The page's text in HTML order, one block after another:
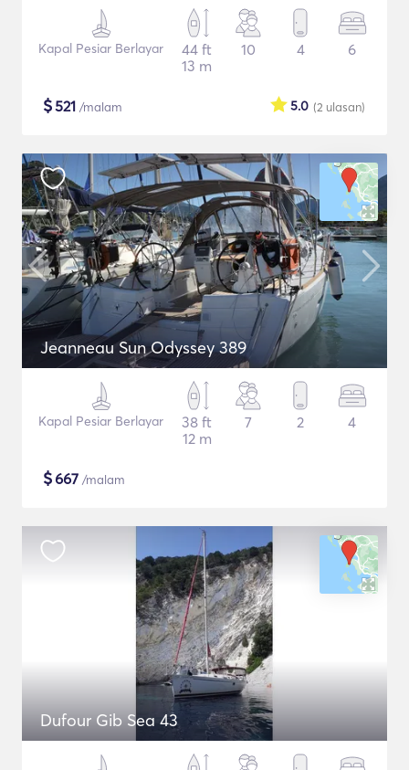
Kapal Pesiar Berlayar
44 ft
13 m
10 4 6
$521 /malam (2 ulasan)
5.0
Jeanneau Sun Odyssey 389
Kapal Pesiar Berlayar
38 ft
12 m
7 2 4
$667 /malam
Dufour Gib Sea 43